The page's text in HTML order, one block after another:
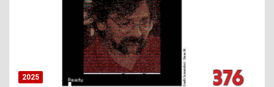
s
t
o
r
2025